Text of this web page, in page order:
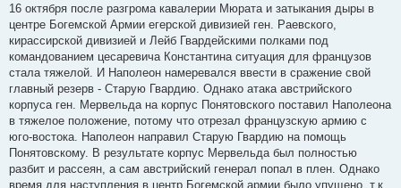
16 октября после разгрома кавалерии Мюрата и затыкания дыры в
центре Богемской Армии егерской дивизией ген. Раевского,
кирассирской дивизией и Лейб Гвардейскими полками под
командованием цесаревича Константина ситуация для французов
стала тяжелой. И Наполеон намеревался ввести в сражение свой
главный резерв - Старую Гвардию. Однако атака австрийского
корпуса ген. Мервельда на корпус Понятовского поставил Наполеона
в тяжелое положение, потому что отрезал французскую армию с
юго-востока. Наполеон направил Старую Гвардию на помощь
Понятовскому. В результате корпус Мервельда был полностью
разбит и рассеян, а сам австрийский генерал попал в плен. Однако
время для наступления в центр Богемской армии было упущено, т.к